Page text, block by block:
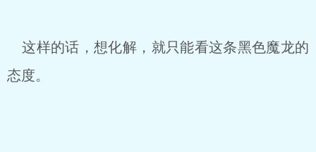
这样的话，想化解，就只能看这条黑色魔龙的
态度。